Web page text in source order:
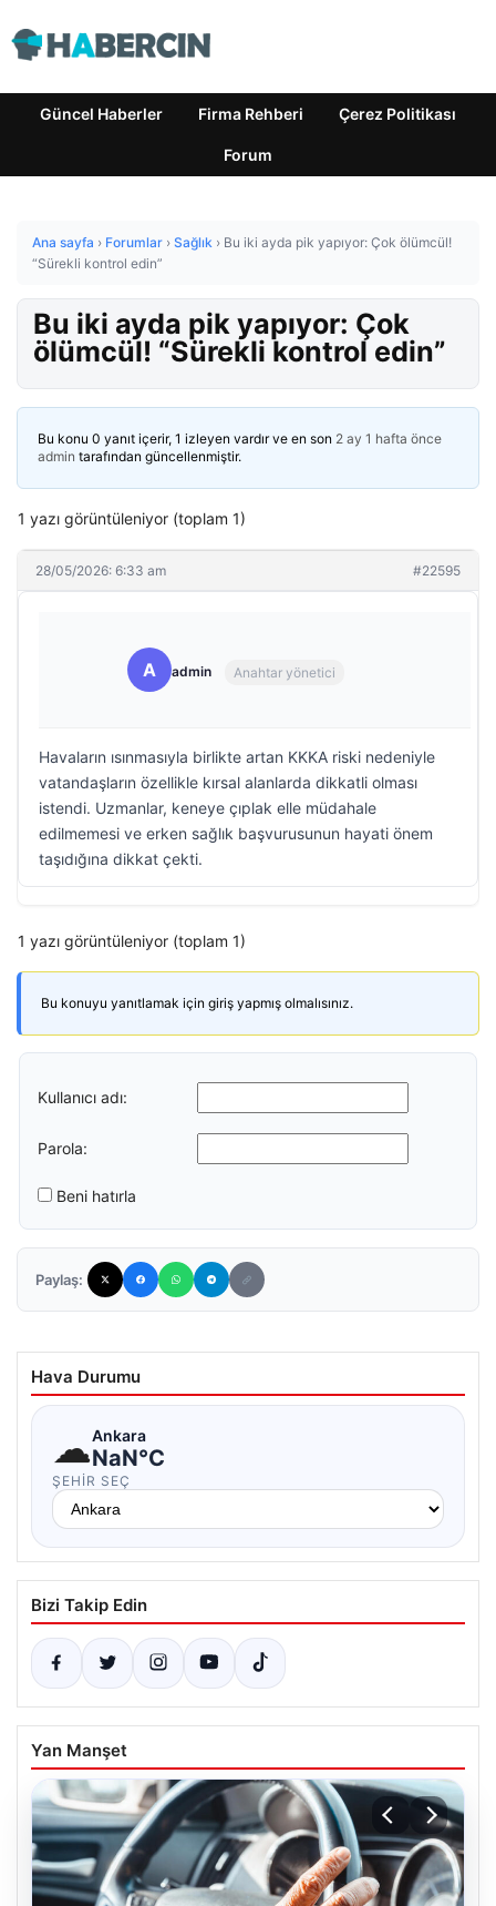
Güncel Haberler Firma Rehberi Çerez Politikası
Forum
Ana sayfa › Forumlar › Sağlık › Bu iki ayda pik yapıyor: Çok ölümcül!
“Sürekli kontrol edin”
Bu iki ayda pik yapıyor: Çok
ölümcül! “Sürekli kontrol edin”
Bu konu 0 yanıt içerir, 1 izleyen vardır ve en son 2 ay 1 hafta önce
admin tarafından güncellenmiştir.
1 yazı görüntüleniyor (toplam 1)
28/05/2026: 6:33 am #22595
A admin Anahtar yönetici
Havaların ısınmasıyla birlikte artan KKKA riski nedeniyle
vatandaşların özellikle kırsal alanlarda dikkatli olması
istendi. Uzmanlar, keneye çıplak elle müdahale
edilmemesi ve erken sağlık başvurusunun hayati önem
taşıdığına dikkat çekti.
1 yazı görüntüleniyor (toplam 1)
Bu konuyu yanıtlamak için giriş yapmış olmalısınız.
Kullanıcı adı:
Parola:
Beni hatırla
Paylaş:
Hava Durumu
☁Ankara
NaN°C
ŞEHIR SEÇ
Bizi Takip Edin
Yan Manşet